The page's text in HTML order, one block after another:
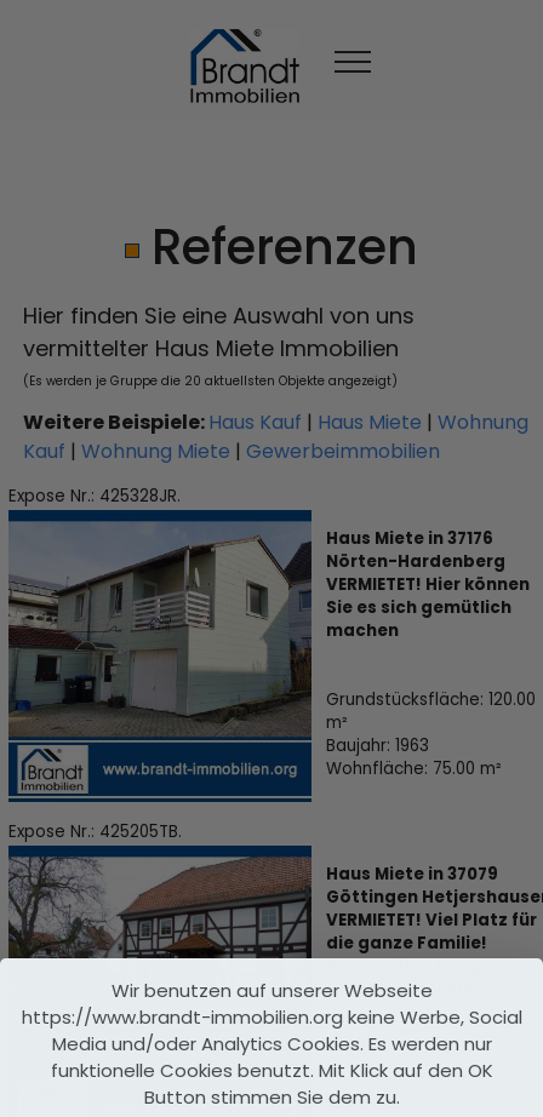
Referenzen
Hier finden Sie eine Auswahl von uns
vermittelter Haus Miete Immobilien
(Es werden je Gruppe die 20 aktuellsten Objekte angezeigt)
Weitere Beispiele:Haus Kauf | Haus Miete | Wohnung
Kauf | Wohnung Miete | Gewerbeimmobilien
Expose Nr.: 425328JR.
Haus Miete in 37176
Nörten-Hardenberg
VERMIETET! Hier können
Sie es sich gemütlich
machen
Grundstücksfläche: 120.00
m²
Baujahr: 1963
Wohnfläche: 75.00 m²
Expose Nr.: 425205TB.
Haus Miete in 37079
Göttingen
VERMIETET! Viel Platz für
die ganze Familie!
Homeoffice tauglich -
Glasfaseranschluss
Baujahr: 1851
Wohnfläche: 152.00 m²
Wir benutzen auf unserer Webseite
https://www.brandt-immobilien.org keine Werbe, Social
Media und/oder Analytics Cookies. Es werden nur
funktionelle Cookies benutzt. Mit Klick auf den OK
Button stimmen Sie dem zu.